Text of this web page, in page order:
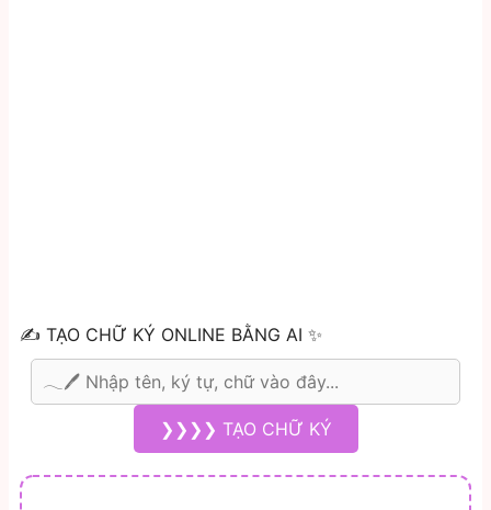
✍️ TẠO CHỮ KÝ ONLINE BẰNG AI ✨
❯❯❯❯ TẠO CHỮ KÝ